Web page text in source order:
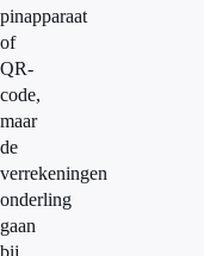
pinapparaat
of
QR-
code,
maar
de
verrekeningen
onderling
gaan
bij